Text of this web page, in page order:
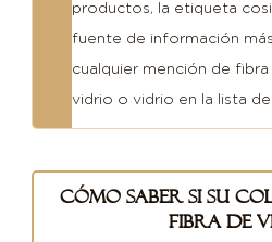
productos, la etiqueta
fuente de información
cualquier mención de
vidrio o vidrio en la lista
Cómo saber si su
fibra de